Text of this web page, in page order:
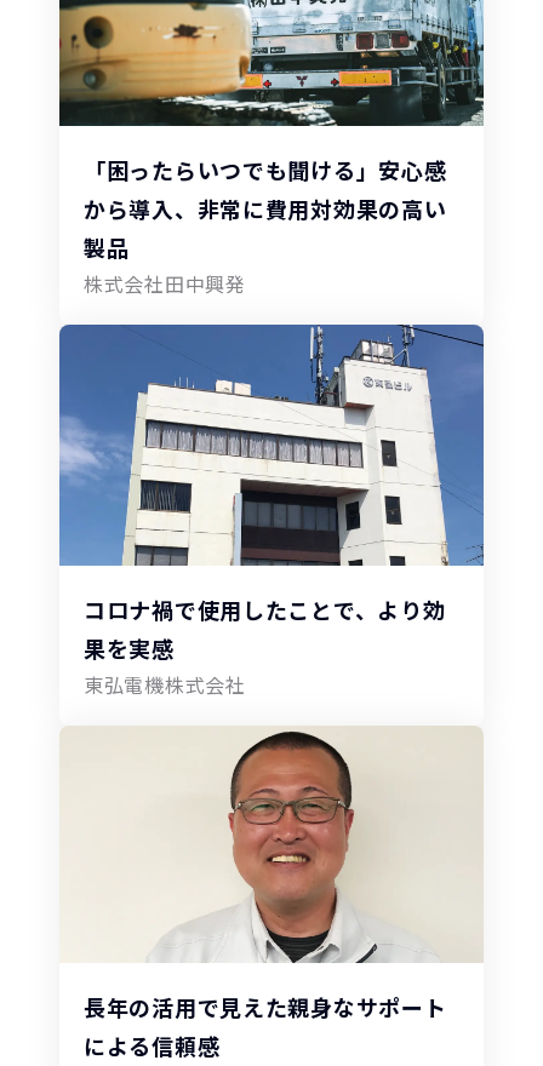
「困ったらいつでも聞ける」安心感
から導入、非常に費用対効果の高い
製品
株式会社田中興発
コロナ禍で使用したことで、より効
果を実感
東弘電機株式会社
長年の活用で見えた親身なサポート
による信頼感